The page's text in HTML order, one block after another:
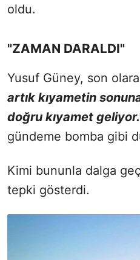
oldu.
"ZAMAN DARALDI"
Yusuf Güney, son
artık kıyametin
doğru kıyamet
gündeme bomba gibi
Kimi bununla dalga
tepki gösterdi.